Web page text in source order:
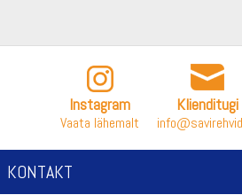
Instagram
Vaata lähemalt
Klienditugi
KONTAKT